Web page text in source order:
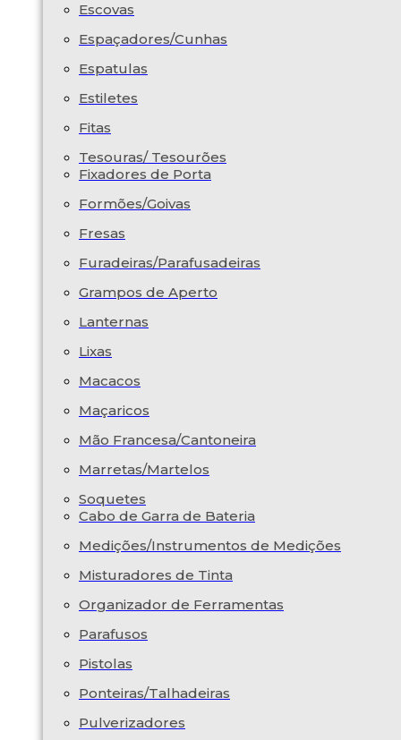
Escovas
Espaçadores/Cunhas
Espatulas
Estiletes
Fitas
Tesouras/ Tesourões
Fixadores de Porta
Formões/Goivas
Fresas
Furadeiras/Parafusadeiras
Grampos de Aperto
Lanternas
Lixas
Macacos
Maçaricos
Mão Francesa/Cantoneira
Marretas/Martelos
Soquetes
Cabo de Garra de Bateria
Medições/Instrumentos de Medições
Misturadores de Tinta
Organizador de Ferramentas
Parafusos
Pistolas
Ponteiras/Talhadeiras
Pulverizadores